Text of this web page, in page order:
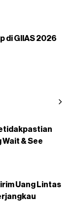
di GIIAS 2026
Wait & See
Uang Lintas